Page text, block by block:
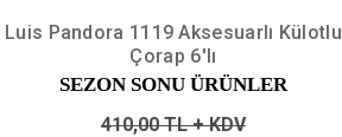
Luis Pandora 1119 Aksesuarlı Külotlu
Çorap 6'lı
SEZON SONU ÜRÜNLER
410,00 TL + KDV